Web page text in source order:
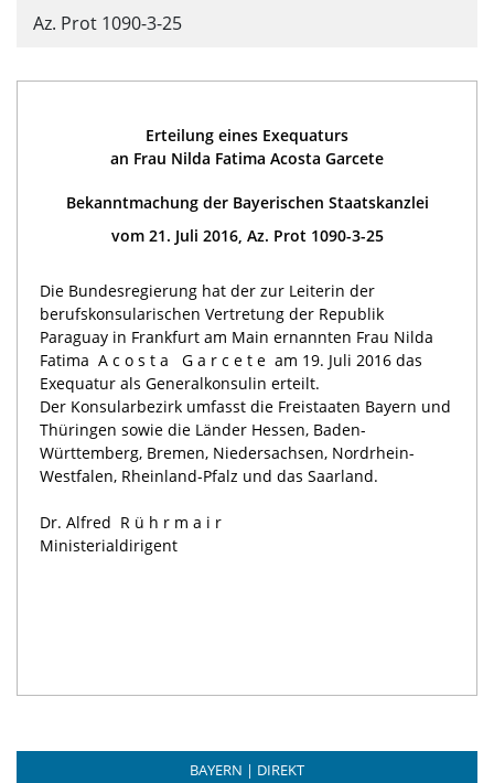
Az. Prot 1090-3-25
Erteilung eines Exequaturs
an Frau Nilda Fatima Acosta Garcete
Bekanntmachung der Bayerischen Staatskanzlei
vom 21. Juli 2016, Az. Prot 1090-3-25
Die Bundesregierung hat der zur Leiterin der
berufskonsularischen Vertretung der Republik
Paraguay in Frankfurt am Main ernannten Frau Nilda
Fatima Acosta Garcete am 19. Juli 2016 das
Exequatur als Generalkonsulin erteilt.
Der Konsularbezirk umfasst die Freistaaten Bayern und
Thüringen sowie die Länder Hessen, Baden-
Württemberg, Bremen, Niedersachsen, Nordrhein-
Westfalen, Rheinland-Pfalz und das Saarland.
Dr. Alfred Rührmair
Ministerialdirigent
BAYERN | DIREKT